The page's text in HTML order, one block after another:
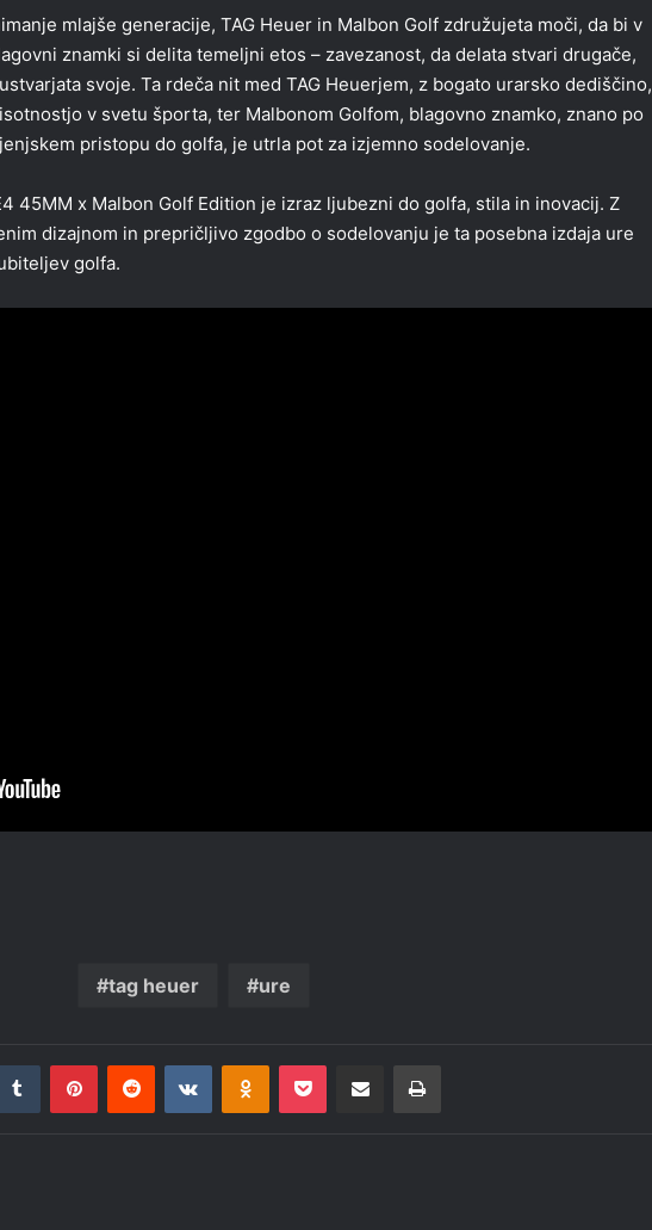
mlajše generacije, TAG Heuer in Malbon Golf združujeta moči, da bi v
znamki si delita temeljni etos – zavezanost, da delata stvari drugače,
svoje. Ta rdeča nit med TAG Heuerjem, z bogato urarsko dediščino,
v svetu športa, ter Malbonom Golfom, blagovno znamko, znano po
pristopu do golfa, je utrla pot za izjemno sodelovanje.
45MM x Malbon Golf Edition je izraz ljubezni do golfa, stila in inovacij. Z
dizajnom in prepričljivo zgodbo o sodelovanju je ta posebna izdaja ure
golfa.
tag heuer ure
Tumblr PinterestReddit VKontakteOdnoklassniki
Pocket Deli po epošti Natisni